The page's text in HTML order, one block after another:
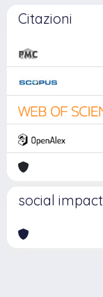
Citazioni
social impact